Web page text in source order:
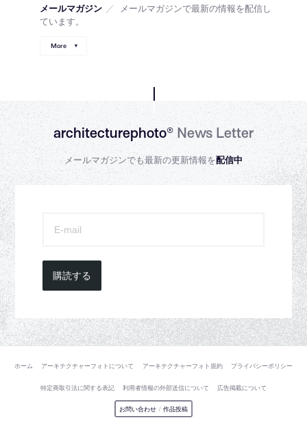
メールマガジン ／
メールマガジンで最新の情報を配信し
ています。
More
architecturephoto®News Letter
メールマガジンでも最新の更新情報を配信中
購読する
ホーム アーキテクチャーフォトについて アーキテクチャーフォト規約 プライバシーポリシー
特定商取引法に関する表記 利用者情報の外部送信について 広告掲載について
お問い合わせ / 作品投稿